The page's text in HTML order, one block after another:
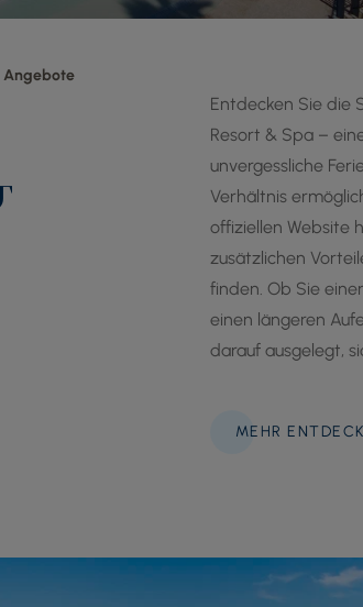
Angebote
Entdecken Sie die
Resort & Spa –
unvergessliche
Verhältnis
offiziellen Website
zusätzlichen
finden. Ob Sie
einen längeren
darauf ausgelegt,
MEHR